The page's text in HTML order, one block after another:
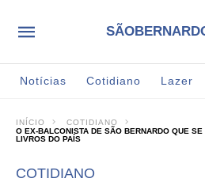
Notícias Cotidiano Lazer
INÍCIO
COTIDIANO
O EX-BALCONISTA DE SÃO BERNARDO QUE
LIVROS DO PAÍS
COTIDIANO